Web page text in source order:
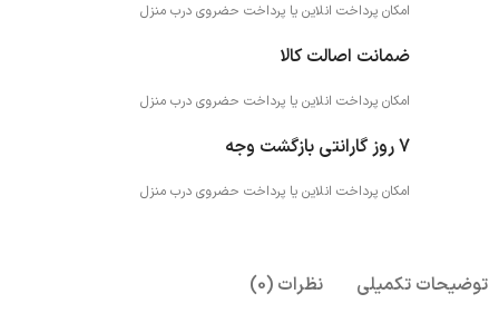
امکان پرداخت انلاین یا پرداخت حضروی درب منزل
ضمانت اصالت کالا
امکان پرداخت انلاین یا پرداخت حضروی درب منزل
7 روز گارانتی بازگشت وجه
امکان پرداخت انلاین یا پرداخت حضروی درب منزل
توضیحات تکمیلی نظرات (0)